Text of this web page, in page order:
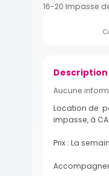
16-20 Impasse
Description
Aucune
Location de
impasse, à
Prix : La